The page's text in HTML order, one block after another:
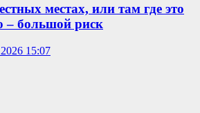
местах, или там где это
– большой риск
15:07